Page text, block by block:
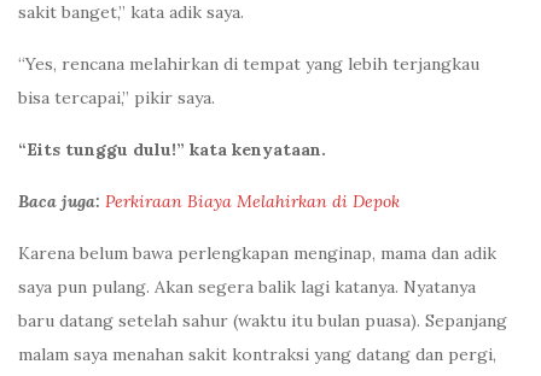
sakit banget,” kata adik saya.
“Yes, rencana melahirkan di tempat yang lebih terjangkau
bisa tercapai,” pikir saya.
“Eits tunggu dulu!” kata kenyataan.
Baca juga: Perkiraan Biaya Melahirkan di Depok
Karena belum bawa perlengkapan menginap, mama dan adik
saya pun pulang. Akan segera balik lagi katanya. Nyatanya
baru datang setelah sahur (waktu itu bulan puasa). Sepanjang
malam saya menahan sakit kontraksi yang datang dan pergi,